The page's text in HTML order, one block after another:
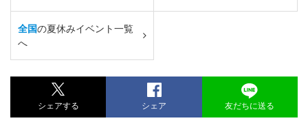
全国の夏休みイベント一覧
へ
シェアする シェア 友だちに送る